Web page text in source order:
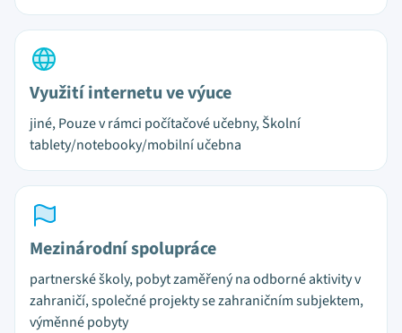
Využití internetu ve výuce
jiné, Pouze v rámci počítačové učebny, Školní
tablety/notebooky/mobilní učebna
Mezinárodní spolupráce
partnerské školy, pobyt zaměřený na odborné aktivity v
zahraničí, společné projekty se zahraničním subjektem,
výměnné pobyty